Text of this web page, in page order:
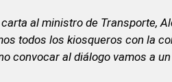
al ministro de Transporte,
todos los kiosqueros con la
convocar al diálogo vamos a un